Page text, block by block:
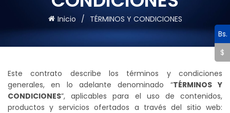
Inicio TÉRMINOS Y CONDICIONES
Este contrato describe los términos y condiciones
generales, en lo adelante denominado “TÉRMINOS Y
CONDICIONES”, aplicables para el uso de contenidos,
productos y servicios ofertados a través del sitio web:
Bs.
$